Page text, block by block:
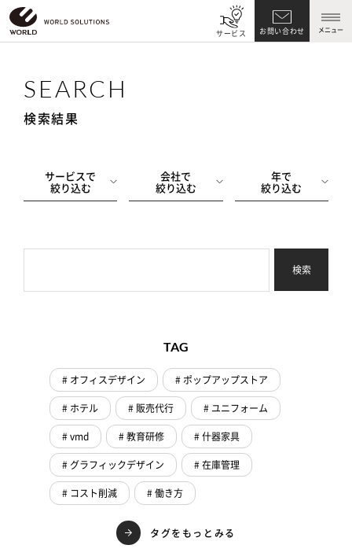
サービス お問い合わせ メニュー
SEARCH
検索結果
サービスで
絞り込む
会社で
絞り込む
年で
絞り込む
検索
TAG
# オフィスデザイン
# ポップアップストア
# ホテル
# 販売代行
# ユニフォーム
# vmd
# 教育研修
# 什器家具
# グラフィックデザイン
# 在庫管理
# コスト削減
# 働き方
タグをもっとみる